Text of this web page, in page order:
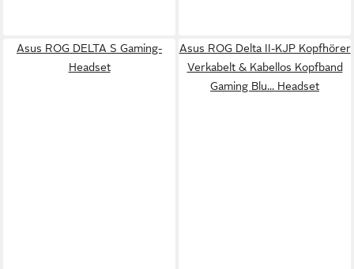
Asus ROG DELTA S Gaming-
Headset
Asus ROG Delta II-KJP Kopfhörer
Verkabelt & Kabellos Kopfband
Gaming Blu... Headset